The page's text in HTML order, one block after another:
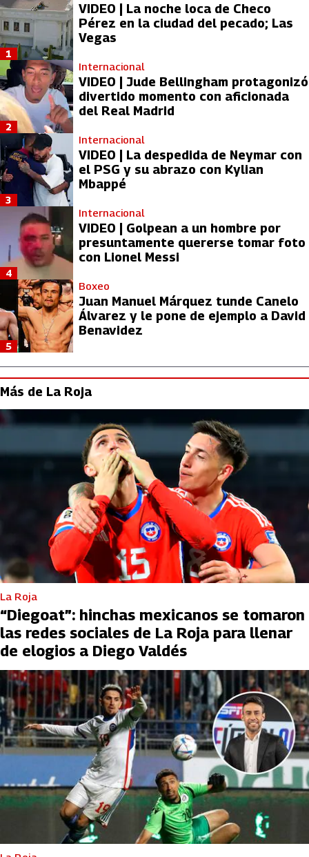
VIDEO | La noche loca de Checo
Pérez en la ciudad del pecado; Las
Vegas
1
Internacional
VIDEO | Jude Bellingham protagonizó
divertido momento con aficionada
del Real Madrid
2
Internacional
VIDEO | La despedida de Neymar con
el PSG y su abrazo con Kylian
Mbappé
3
Internacional
VIDEO | Golpean a un hombre por
presuntamente quererse tomar foto
con Lionel Messi
4
Boxeo
Juan Manuel Márquez tunde Canelo
Álvarez y le pone de ejemplo a David
Benavidez
5
Más de La Roja
La Roja
“Diegoat”: hinchas mexicanos se tomaron
las redes sociales de La Roja para llenar
de elogios a Diego Valdés